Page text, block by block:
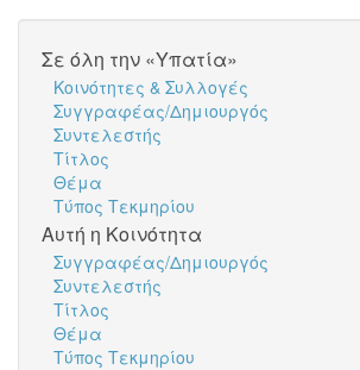
Σε όλη την «Υπατία»
Κοινότητες & Συλλογές
Συγγραφέας/Δημιουργός
Συντελεστής
Τίτλος
Θέμα
Τύπος Τεκμηρίου
Αυτή η Κοινότητα
Συγγραφέας/Δημιουργός
Συντελεστής
Τίτλος
Θέμα
Τύπος Τεκμηρίου